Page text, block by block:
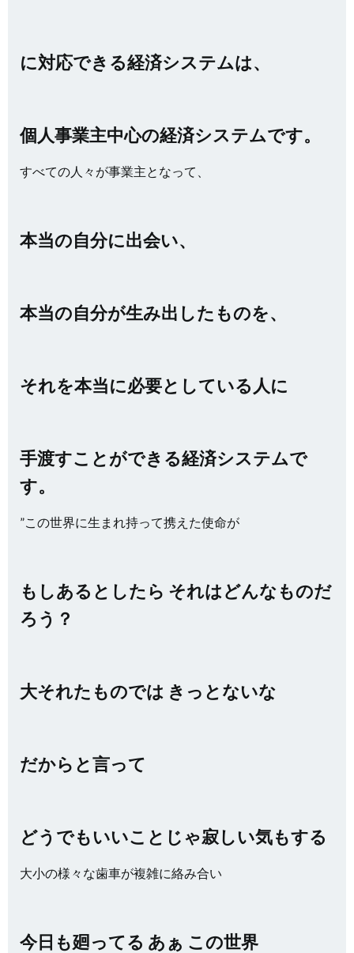
に対応できる経済システムは、
個人事業主中心の経済システムです。
すべての人々が事業主となって、
本当の自分に出会い、
本当の自分が生み出したものを、
それを本当に必要としている人に
手渡すことができる経済システムで
す。
”この世界に生まれ持って携えた使命が
もしあるとしたら それはどんなものだ
ろう？
大それたものでは きっとないな
だからと言って
どうでもいいことじゃ寂しい気もする
大小の様々な歯車が複雑に絡み合い
今日も廻ってる あぁ この世界